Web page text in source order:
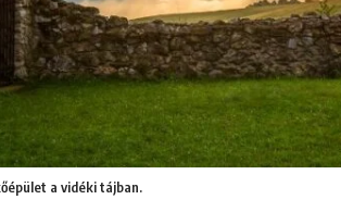
a vidéki tájban.